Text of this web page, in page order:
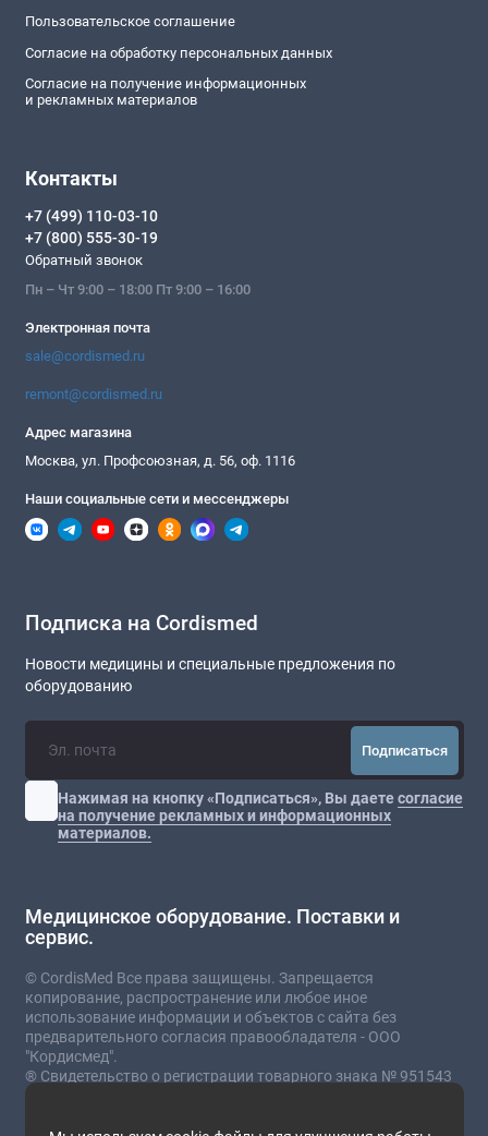
Пользовательское соглашение
Согласие на обработку персональных данных
Согласие на получение информационных
и рекламных материалов
Контакты
+7 (499) 110-03-10
+7 (800) 555-30-19
Обратный звонок
Пн – Чт 9:00 – 18:00 Пт 9:00 – 16:00
Электронная почта
sale@cordismed.ru
remont@cordismed.ru
Адрес магазина
Москва, ул. Профсоюзная, д. 56, оф. 1116
Наши социальные сети и мессенджеры
Подписка на Cordismed
Новости медицины и специальные предложения по
оборудованию
Подписаться
Нажимая на кнопку «Подписаться», Вы даетесогласие
на получение рекламных и информационных
материалов.
Медицинское оборудование. Поставки и
сервис.
© CordisMed Все права защищены. Запрещается
копирование, распространение или любое иное
использование информации и объектов с сайта без
предварительного согласия правообладателя - ООО
"Кордисмед".
® Свидетельство о регистрации товарного знака № 951543
от 03.07.2023